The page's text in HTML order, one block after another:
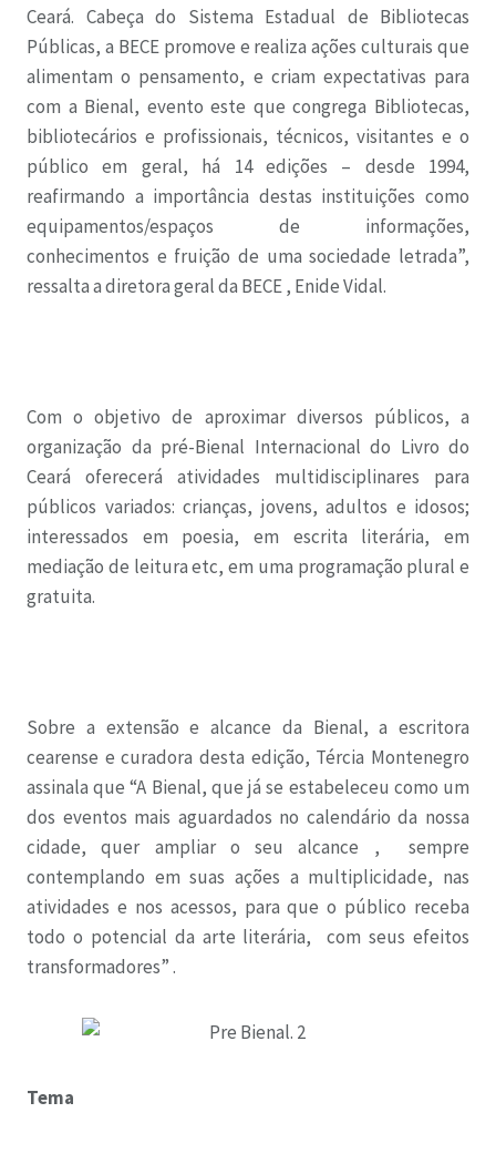
Ceará. Cabeça do Sistema Estadual de Bibliotecas
Públicas, a BECE promove e realiza ações culturais que
alimentam o pensamento, e criam expectativas para
com a Bienal, evento este que congrega Bibliotecas,
bibliotecários e profissionais, técnicos, visitantes e o
público em geral, há 14 edições – desde 1994,
reafirmando a importância destas instituições como
equipamentos/espaços de informações,
conhecimentos e fruição de uma sociedade letrada”,
ressalta a diretora geral da BECE , Enide Vidal.
Com o objetivo de aproximar diversos públicos, a
organização da pré-Bienal Internacional do Livro do
Ceará oferecerá atividades multidisciplinares para
públicos variados: crianças, jovens, adultos e idosos;
interessados em poesia, em escrita literária, em
mediação de leitura etc, em uma programação plural e
gratuita.
Sobre a extensão e alcance da Bienal, a escritora
cearense e curadora desta edição, Tércia Montenegro
assinala que “A Bienal, que já se estabeleceu como um
dos eventos mais aguardados no calendário da nossa
cidade, quer ampliar o seu alcance , sempre
contemplando em suas ações a multiplicidade, nas
atividades e nos acessos, para que o público receba
todo o potencial da arte literária, com seus efeitos
transformadores” .
Tema